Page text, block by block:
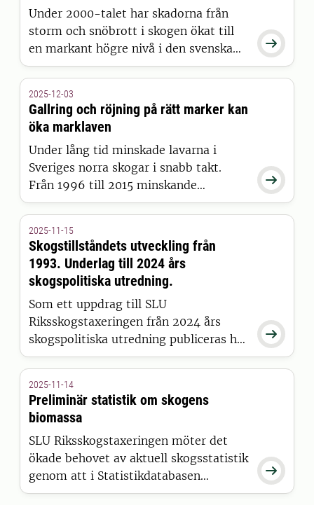

Under 2000-talet har skadorna från
storm och snöbrott i skogen ökat till
en markant högre nivå i den svenska
skogen. Det visar data från

2025-12-03
Gallring och röjning på rätt marker kan
öka marklaven
Under lång tid minskade lavarna i
Sveriges norra skogar i snabb takt.
Från 1996 till 2015 minskande
marklavstäcket med hela 57 procent i
har nedgången stannat av och
forskarna ser tecken på stabilisering.

2025-11-15
Skogstillståndets utveckling från
1993. Underlag till 2024 års
skogspolitiska utredning.
Som ett uppdrag till SLU
Riksskogstaxeringen från 2024 års
skogspolitiska utredning publiceras här
uppgifter om skogstillståndets
sedan 1993. Exempelvis arealer,
virkesförråd, åldersstruktur,
skogsodling, avverkning, skogsskador
och naturlig avgång.

2025-11-14
Preliminär statistik om skogens
biomassa
SLU Riksskogstaxeringen möter det
ökade behovet av aktuell skogsstatistik
genom att i Statistikdatabasen
publicera preliminär statistik om